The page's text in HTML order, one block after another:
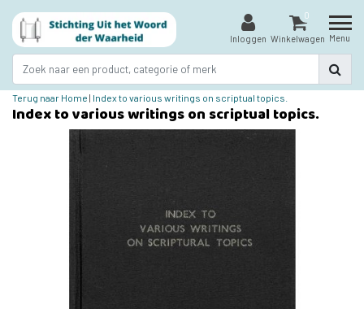
Inloggen
0
Winkelwagen Menu
Terug naar Home | Index to various writings on scriptual topics.
Index to various writings on scriptual topics.